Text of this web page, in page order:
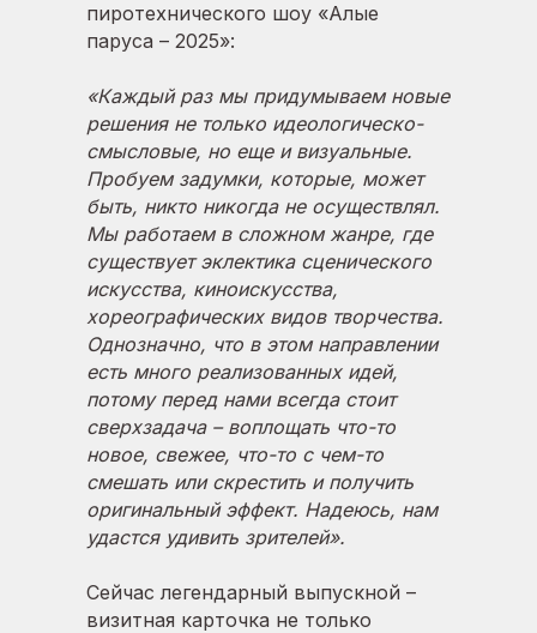
пиротехнического шоу «Алые
паруса – 2025»:
«Каждый раз мы придумываем новые
решения не только идеологическо-
смысловые, но еще и визуальные.
Пробуем задумки, которые, может
быть, никто никогда не осуществлял.
Мы работаем в сложном жанре, где
существует эклектика сценического
искусства, киноискусства,
хореографических видов творчества.
Однозначно, что в этом направлении
есть много реализованных идей,
потому перед нами всегда стоит
сверхзадача – воплощать что-то
новое, свежее, что-то с чем-то
смешать или скрестить и получить
оригинальный эффект. Надеюсь, нам
удастся удивить зрителей».
Сейчас легендарный выпускной –
визитная карточка не только